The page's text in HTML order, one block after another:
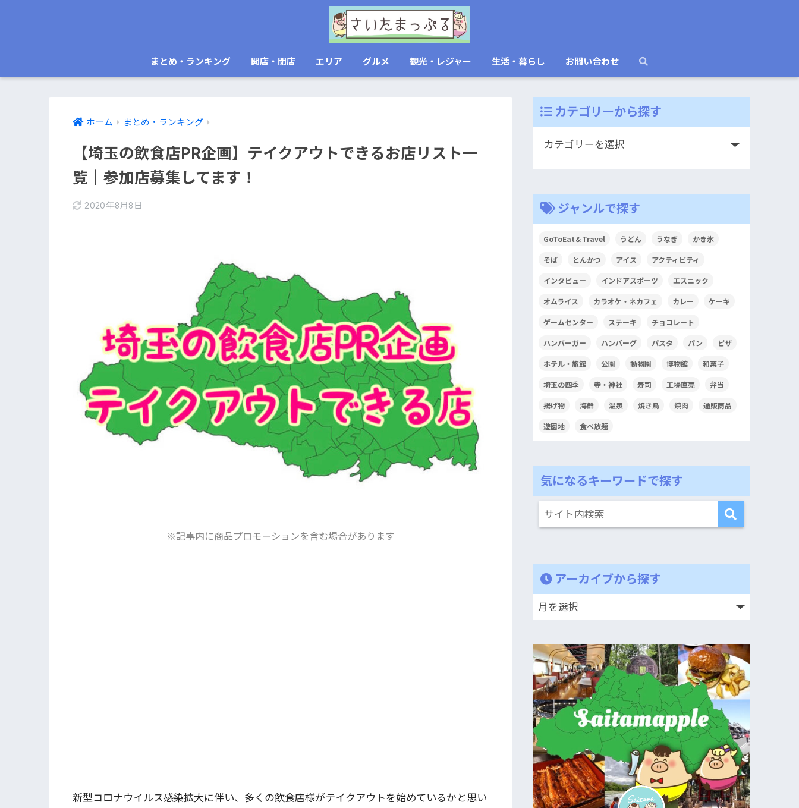
まとめ・ランキング 開店・閉店 エリア グルメ 観光・レジャー 生活・暮らし お問い合わせ
ホーム まとめ・ランキング
【埼玉の飲食店PR企画】テイクアウトできるお店リスト一
覧｜参加店募集してます！
2020年8月8日
※記事内に商品プロモーションを含む場合があります
新型コロナウイルス感染拡大に伴い、多くの飲食店様がテイクアウトを始めているかと思い
カテゴリーから探す
ジャンルで探す
GoToEat＆Travel うどん うなぎ かき氷
そば とんかつ アイス アクティビティ
インタビュー インドアスポーツ エスニック
オムライス カラオケ・ネカフェ カレー ケーキ
ゲームセンター ステーキ チョコレート
ハンバーガー ハンバーグ パスタ パン ピザ
ホテル・旅館 公園 動物園 博物館 和菓子
埼玉の四季 寺・神社 寿司 工場直売 弁当
揚げ物 海鮮 温泉 焼き鳥 焼肉 通販商品
遊園地 食べ放題
気になるキーワードで探す
アーカイブから探す